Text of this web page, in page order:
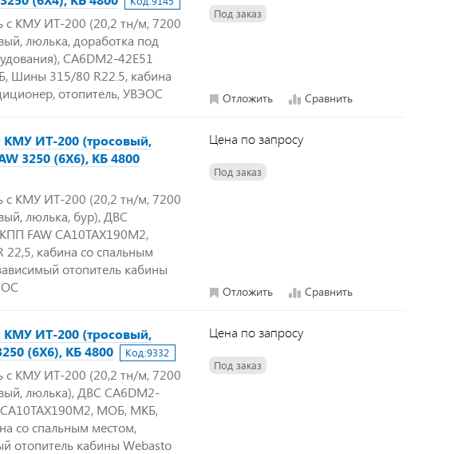
с КМУ ИТ-200 (20,2 тн/м, 7200
люлька, доработка под
CA6DM2-42E51
Шины 315/80 R22.5, кабина
отопитель, УВЭОС
Под заказ
Отложить Сравнить
КМУ ИТ-200 (тросовый,
3250 (6Х6), КБ 4800
с КМУ ИТ-200 (20,2 тн/м, 7200
люлька, бур), ДВС
FAW CA10TAX190M2,
кабина со спальным
отопитель кабины
Цена по запросу
Под заказ
Отложить Сравнить
КМУ ИТ-200 (тросовый,
(6Х6), КБ 4800
Код:9332
с КМУ ИТ-200 (20,2 тн/м, 7200
люлька), ДВС CA6DM2-
МОБ, МКБ,
со спальным местом,
отопитель кабины Webasto
Цена по запросу
Под заказ